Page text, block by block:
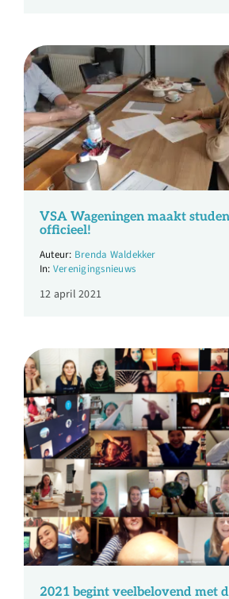
VSA Wageningen maakt
officieel!
Brenda Waldekker
Verenigingsnieuws
12 april 2021
2021 begint veelbelovend met